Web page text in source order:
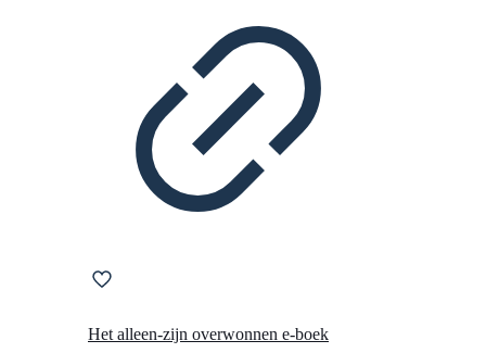
Het alleen-zijn overwonnen e-boek